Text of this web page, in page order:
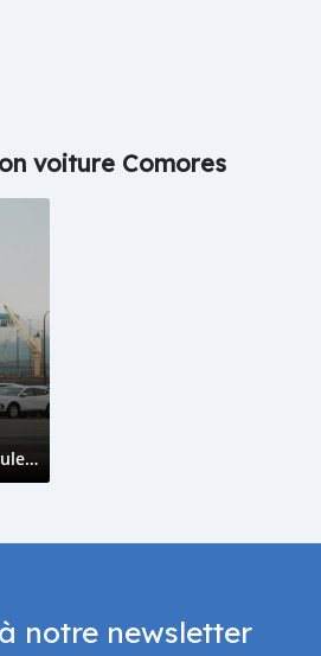
voiture Comores
notre newsletter